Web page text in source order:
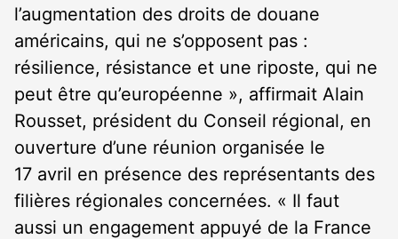
l’augmentation des droits de douane
américains, qui ne s’opposent pas :
résilience, résistance et une riposte, qui ne
peut être qu’européenne », affirmait Alain
Rousset, président du Conseil régional, en
ouverture d’une réunion organisée le
17 avril en présence des représentants des
filières régionales concernées. « Il faut
aussi un engagement appuyé de la France